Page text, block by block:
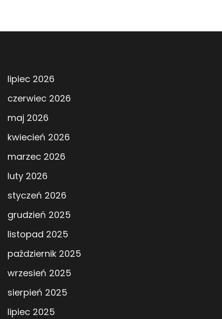
lipiec 2026
czerwiec 2026
maj 2026
kwiecień 2026
marzec 2026
luty 2026
styczeń 2026
grudzień 2025
listopad 2025
październik 2025
wrzesień 2025
sierpień 2025
lipiec 2025